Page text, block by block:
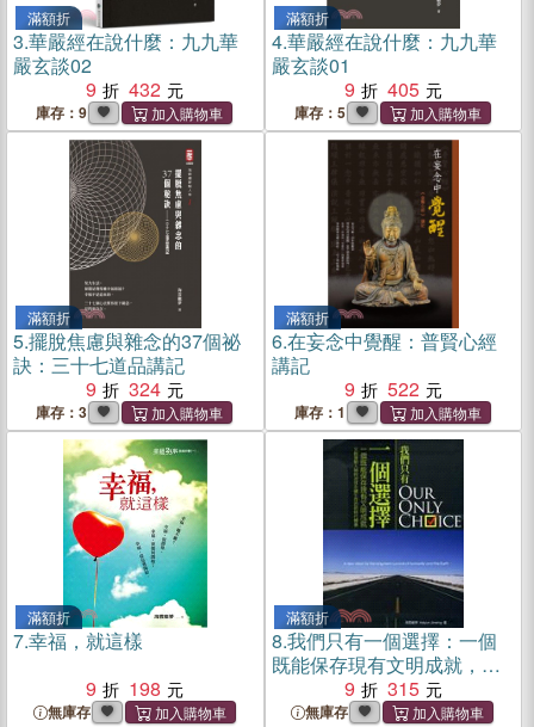
滿額折
3.華嚴經在說什麼：九九華
嚴玄談02
9
432
庫存：9
滿額折
4.華嚴經在說什麼：九九華
嚴玄談01
9
405
庫存：5
滿額折
5.擺脫焦慮與雜念的37個祕
訣：三十七道品講記
9
324
庫存：3
滿額折
6.在妄念中覺醒：普賢心經
講記
9
522
庫存：1
滿額折
7.幸福，就這樣
9
198
無庫存
滿額折
8.我們只有一個選擇：一個
既能保存現有文明成就，又
能推動人類與地球永續生存
的新時代願景
9 315
無庫存